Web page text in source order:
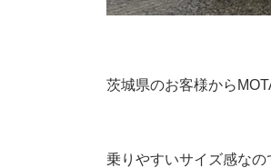
茨城県のお客様から
乗りやすいサイズ感なの